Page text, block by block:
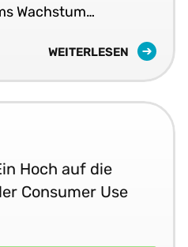
Wachstum
WEITERLESEN
Hoch auf die
Consumer Use